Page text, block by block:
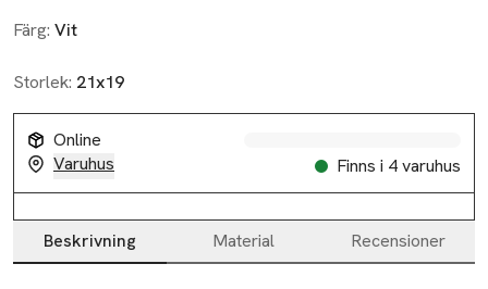
Färg: Vit
Storlek: 21x19
Online
Varuhus
Finns i 4 varuhus
Beskrivning Material Recensioner